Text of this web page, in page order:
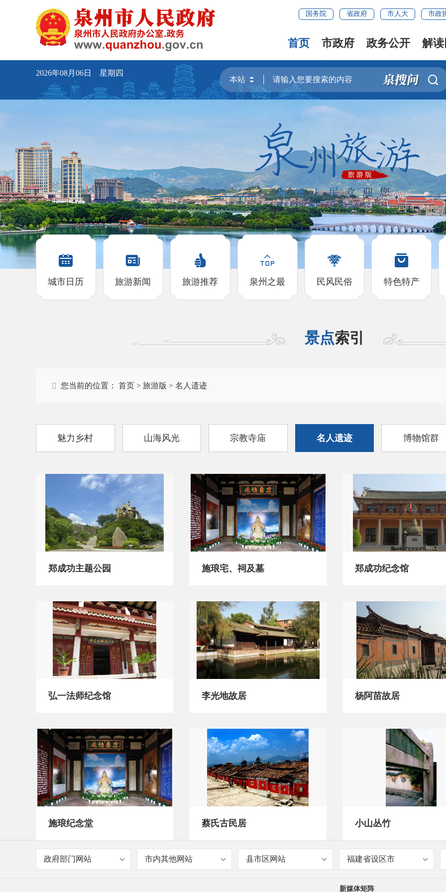
国务院 省政府 市人大 市政
首页 市政府 政务公开 解
2026年08月06日 星期四

城市日历 旅游新闻 旅游推荐 泉州之最 民风民俗 特色特产
景点索引
您当前的位置： 首页 旅游版 名人遗迹
魅力乡村 山海风光 宗教寺庙 名人遗迹 博物馆群
郑成功主题公园 施琅宅、祠及墓 郑成功纪念馆
弘一法师纪念馆 李光地故居 杨阿苗故居
施琅纪念堂 蔡氏古民居 小山丛竹
政府部门网站 市内其他网站 县市区网站 福建省设区市
新媒体矩阵